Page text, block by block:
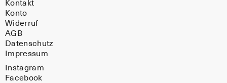
Kontakt
Konto
Widerruf
AGB
Datenschutz
Impressum
Instagram
Facebook